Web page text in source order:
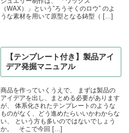
（WAX）」という”ろうそくのロウ” のよ
うな素材を用いて原型となる鋳型（ […]
【テンプレート付き】製品アイ
デア発掘マニュアル
商品を作っていくうえで、 まずは製品の
アイデアを出し、まとめる必要があります
が、 体系化されたテンプレートのような
ものがなく、どう進めたらいいかわからな
い、 という方も多いのではないでしょう
か。 そこで今回 […]